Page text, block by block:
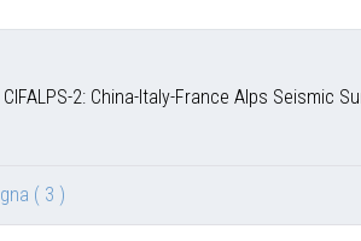
CIFALPS-2: China-Italy-France Alps Seismic
( 3 )